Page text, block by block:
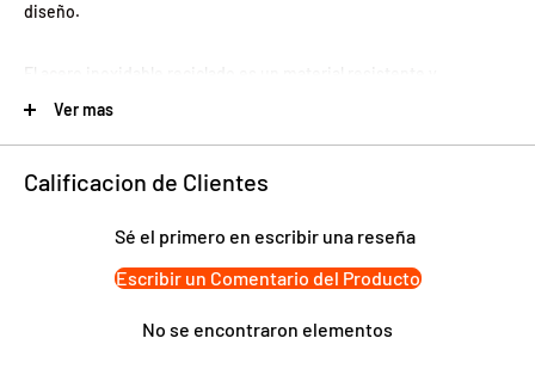
diseño.
El acero inoxidable reciclado es un material resistente y
altamente reutilizable, convirtiéndolo en una opción sostenible
solo producto, perfecto para el hogar, trabajo o salidas fuera de
Características principales:
• Medidas: 9 x 12 x 17 cm
Ver mas
Calificacion de Clientes
Sé el primero en escribir una reseña
Escribir un Comentario del Producto
No se encontraron elementos